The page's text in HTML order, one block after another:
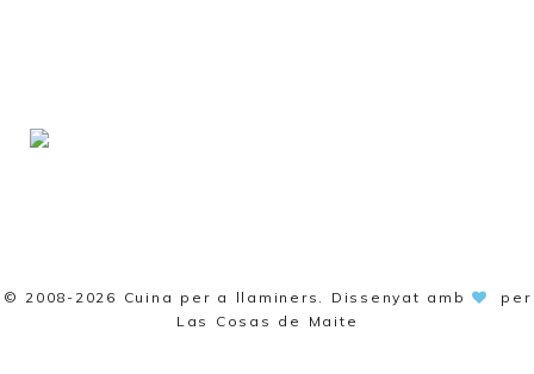
© 2008-2026 Cuina per a llaminers . Dissenyat amb
per
Las Cosas de Maite